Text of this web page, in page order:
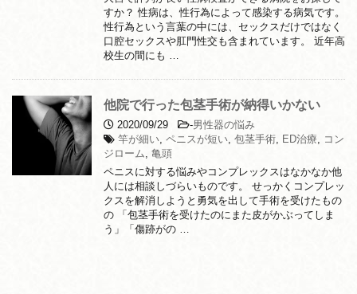
すか？ 性病は、性行為によって感染する病気です。
性行為という言葉の中には、セックスだけではなく
口腔セックスや肛門性交も含まれています。 近年高
校生の間にも …
他院で行った包茎手術が納得いかない
2020/09/29 -男性器の悩み
竿が細い ペニスが短い 包茎手術 ED治療
コン
ジローム
亀頭
ペニスに対する悩みやコンプレックスはなかなか他
人には相談しづらいものです。 せっかくコンプレッ
クスを解消しようと勇気を出して手術を受けたもの
の 「包茎手術を受けたのにまた皮がかぶってしま
う」「傷跡がの …